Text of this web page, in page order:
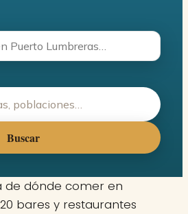
Buscar
de dónde comer en
bares y restaurantes